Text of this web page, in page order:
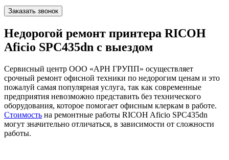
Заказать звонок
Недорогой ремонт принтера RICOH
Aficio SPC435dn с выездом
Сервисный центр ООО «АРН ГРУПП» осуществляет
срочный ремонт офисной техники по недорогим ценам и это
пожалуй самая популярная услуга, так как современные
предприятия невозможно представить без технического
оборудования, которое помогает офисным клеркам в работе.
Стоимость на ремонтные работы RICOH Aficio SPC435dn
могут значительно отличаться, в зависимости от сложности
работы.